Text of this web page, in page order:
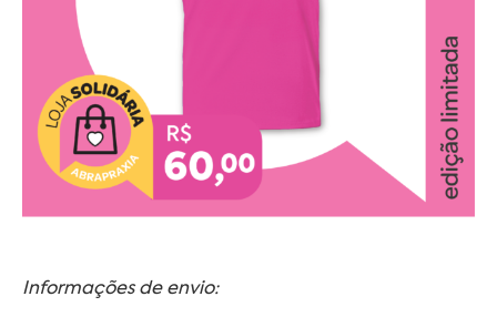
Informações de envio: